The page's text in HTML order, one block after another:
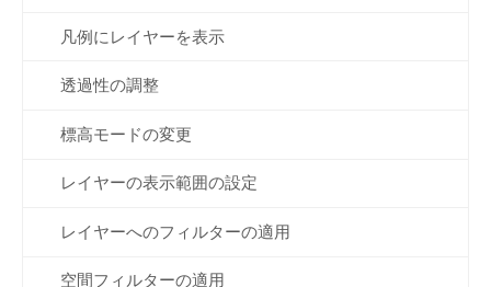
凡例にレイヤーを表示
透過性の調整
標高モードの変更
レイヤーの表示範囲の設定
レイヤーへのフィルターの適用
空間フィルターの適用